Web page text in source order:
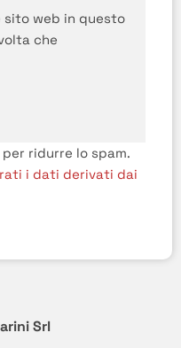
sito web in questo
che
ridurre lo spam.
i dati derivati dai
Srl